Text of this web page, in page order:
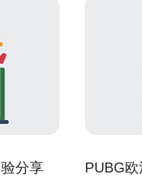
分享
PUBG